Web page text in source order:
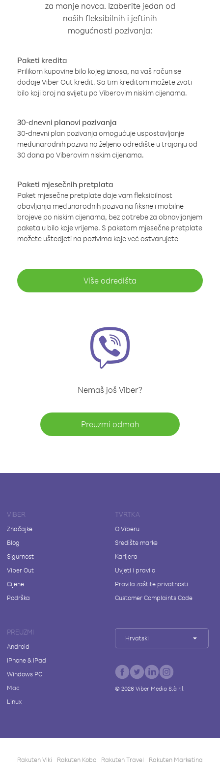
za manje novca. Izaberite jedan od
naših fleksibilnih i jeftinih
mogućnosti pozivanja:
Paketi kredita
Prilikom kupovine bilo kojeg iznosa, na vaš račun se
dodaje Viber Out kredit. Sa tim kreditom možete zvati
bilo koji broj na svijetu po Viberovim niskim cijenama.
30-dnevni planovi pozivanja
30-dnevni plan pozivanja omogućuje uspostavljanje
međunarodnih poziva na željeno odredište u trajanju od
30 dana po Viberovim niskim cijenama.
Paketi mjesečnih pretplata
Paket mjesečne pretplate daje vam fleksibilnost
obavljanja međunarodnih poziva na fiksne i mobilne
brojeve po niskim cijenama, bez potrebe za obnavljanjem
paketa u bilo koje vrijeme. S paketom mjesečne pretplate
možete uštedjeti na pozivima koje već ostvarujete
Više odredišta
Nemaš još Viber?
Preuzmi odmah
VIBER
Značajke
Blog
Sigurnost
Viber Out
Cijene
Podrška
TVRTKA
O Viberu
Središte marke
Karijera
Uvjeti i pravila
Pravila zaštite privatnosti
Customer Complaints Code
PREUZMI
Android
iPhone & iPad
Windows PC
Mac
Linux
Hrvatski
© 2026Viber Media S.à r.l.
Rakuten Viki Rakuten Kobo Rakuten Travel Rakuten Marketing